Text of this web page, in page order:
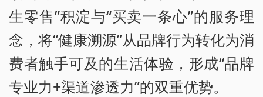
生零售”积淀与“买卖一条心”的服务理
念，将“健康溯源”从品牌行为转化为消
费者触手可及的生活体验，形成“品牌
专业力+渠道渗透力”的双重优势。